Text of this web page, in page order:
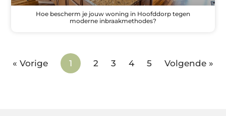
Hoe bescherm je jouw woning in Hoofddorp tegen
moderne inbraakmethodes?
« Vorige 1 2 3 4 5 Volgende »